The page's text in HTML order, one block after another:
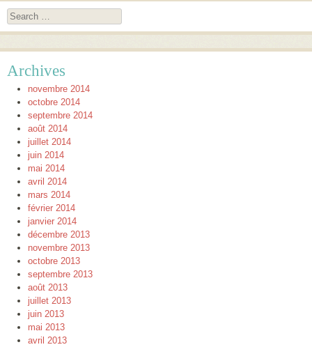
Search
Archives
novembre 2014
octobre 2014
septembre 2014
août 2014
juillet 2014
juin 2014
mai 2014
avril 2014
mars 2014
février 2014
janvier 2014
décembre 2013
novembre 2013
octobre 2013
septembre 2013
août 2013
juillet 2013
juin 2013
mai 2013
avril 2013